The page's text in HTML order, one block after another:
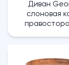
Диван
слоновая